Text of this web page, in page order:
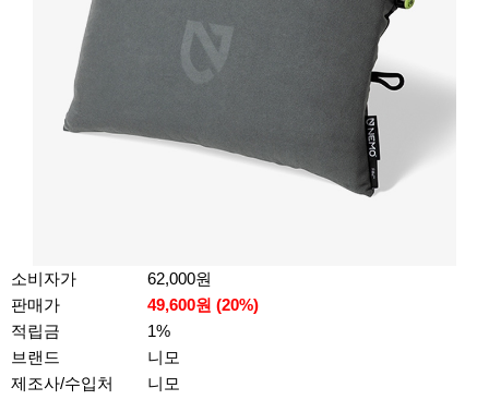
소비자가
62,000원
판매가
49,600원 (20%)
적립금
1%
브랜드
니모
제조사/수입처
니모